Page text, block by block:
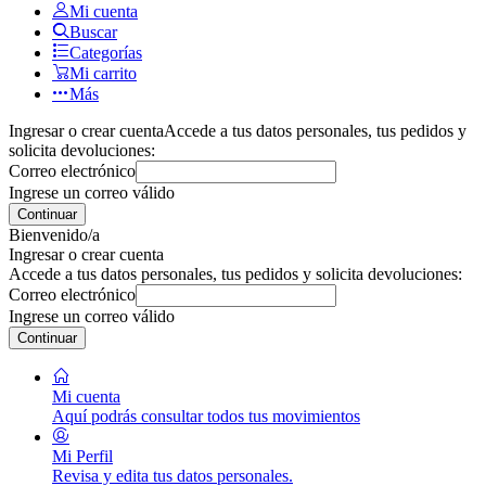
Mi cuenta
Buscar
Categorías
Mi carrito
Más
Ingresar o crear cuentaAccede a tus datos personales, tus pedidos y
solicita devoluciones:
Correo electrónico
Ingrese un correo válido
Continuar
Bienvenido/a
Ingresar o crear cuenta
Accede a tus datos personales, tus pedidos y solicita devoluciones:
Correo electrónico
Ingrese un correo válido
Continuar
Mi cuenta
Aquí podrás consultar todos tus movimientos
Mi Perfil
Revisa y edita tus datos personales.